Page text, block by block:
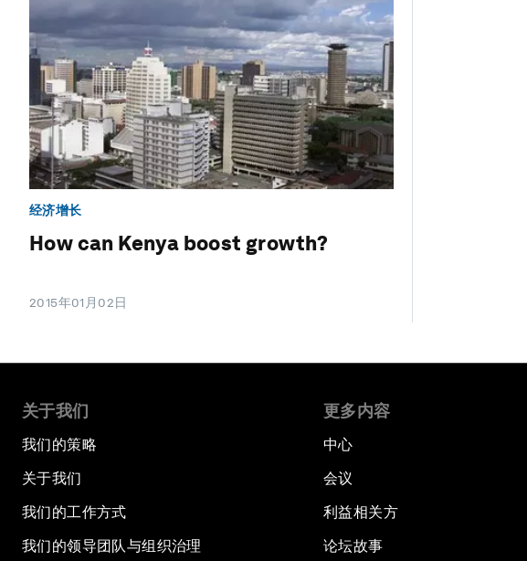
经济增长
How can Kenya boost growth?
2015年01月02日
关于我们
我们的策略
关于我们
我们的工作方式
我们的领导团队与组织治理
更多内容
中心
会议
利益相关方
论坛故事